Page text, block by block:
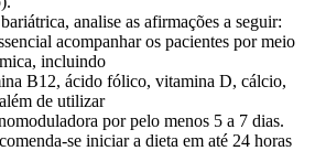
analise as afirmações a seguir:
acompanhar os pacientes por meio
incluindo
B12, ácido fólico, vitamina D, cálcio,
de utilizar
por pelo menos 5 a 7 dias.
se iniciar a dieta em até 24 horas